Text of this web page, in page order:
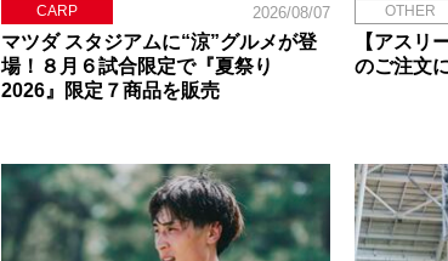
CARP 2026/08/07
マツダ スタジアムに“涼”グルメが登
場！８月６試合限定で『夏祭り
2026』限定７商品を販売
OTHER
【アスリ
のご注文